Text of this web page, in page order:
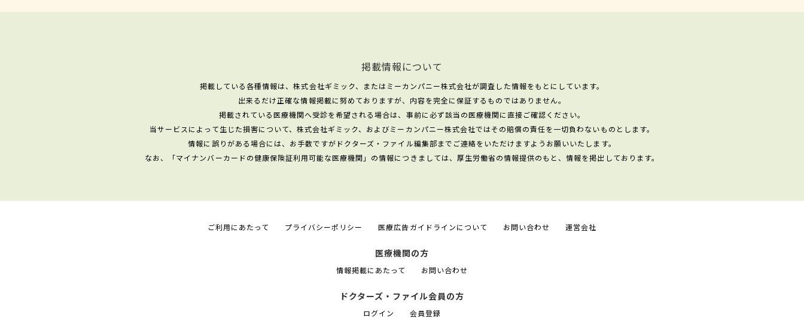
掲載情報について
掲載している各種情報は、株式会社ギミック、またはミーカンパニー株式会社が調査した情報をもとにしています。
出来るだけ正確な情報掲載に努めておりますが、内容を完全に保証するものではありません。
掲載されている医療機関へ受診を希望される場合は、事前に必ず該当の医療機関に直接ご確認ください。
当サービスによって生じた損害について、株式会社ギミック、およびミーカンパニー株式会社ではその賠償の責任を一切負わないものとします。
情報に誤りがある場合には、お手数ですがドクターズ・ファイル編集部までご連絡をいただけますようお願いいたします。
なお、「マイナンバーカードの健康保険証利用可能な医療機関」の情報につきましては、厚生労働省の情報提供のもと、情報を掲出しております。
ご利用にあたって プライバシーポリシー 医療広告ガイドラインについて お問い合わせ 運営会社
医療機関の方
情報掲載にあたって お問い合わせ
ドクターズ・ファイル会員の方
ログイン 会員登録